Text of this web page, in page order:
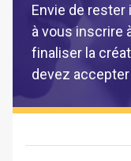
Envie de
à vous inscrire
finaliser la
devez